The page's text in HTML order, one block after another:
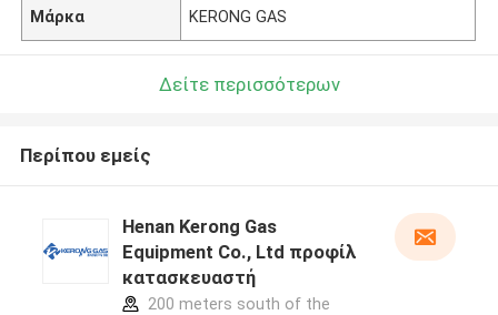
Μάρκα KERONG GAS
Δείτε περισσότερων
Περίπου εμείς
Henan Kerong Gas
Equipment Co., Ltd προφίλ
κατασκευαστή
200 meters south of the